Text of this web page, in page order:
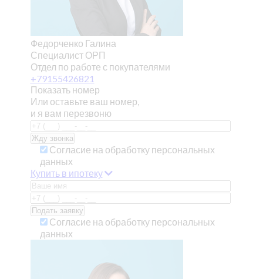
Федорченко Галина
Специалист ОРП
Отдел по работе с покупателями
+79155426821
Показать номер
Или оставьте ваш номер,
и я вам перезвоню
Согласие на обработку персональных
данных
Купить в ипотеку
Согласие на обработку персональных
данных